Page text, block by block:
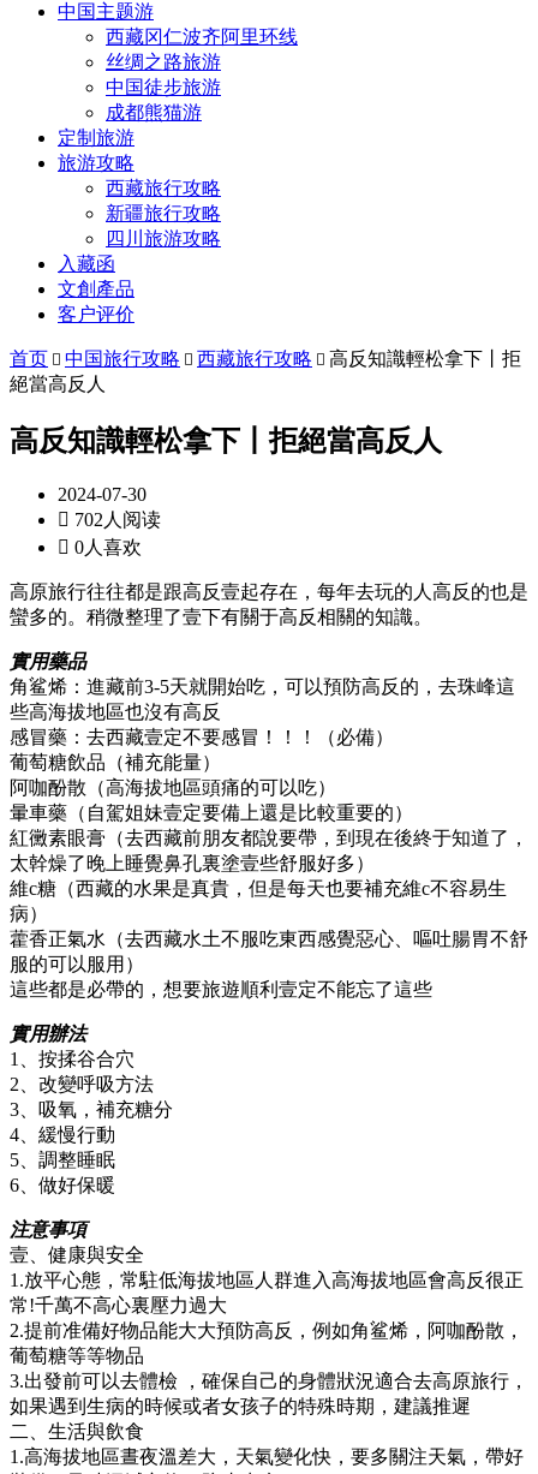
中国主题游
西藏冈仁波齐阿里环线
丝绸之路旅游
中国徒步旅游
成都熊猫游
定制旅游
旅游攻略
西藏旅行攻略
新疆旅行攻略
四川旅游攻略
入藏函
文創產品
客户评价
首页  中国旅行攻略  西藏旅行攻略  高反知識輕松拿下丨拒
絕當高反人
高反知識輕松拿下丨拒絕當高反人
2024-07-30
 702人阅读
 0人喜欢
高原旅行往往都是跟高反壹起存在，每年去玩的人高反的也是
蠻多的。稍微整理了壹下有關于高反相關的知識。
實用藥品
角鲨烯：進藏前3-5天就開始吃，可以預防高反的，去珠峰這
些高海拔地區也沒有高反
感冒藥：去西藏壹定不要感冒！！！（必備）
葡萄糖飲品（補充能量）
阿咖酚散（高海拔地區頭痛的可以吃）
暈車藥（自駕姐妹壹定要備上還是比較重要的）
紅黴素眼膏（去西藏前朋友都說要帶，到現在後終于知道了，
太幹燥了晚上睡覺鼻孔裏塗壹些舒服好多）
維c糖（西藏的水果是真貴，但是每天也要補充維c不容易生
病）
藿香正氣水（去西藏水土不服吃東西感覺惡心、嘔吐腸胃不舒
服的可以服用）
這些都是必帶的，想要旅遊順利壹定不能忘了這些
實用辦法
1、按揉谷合穴
2、改變呼吸方法
3、吸氧，補充糖分
4、緩慢行動
5、調整睡眠
6、做好保暖
注意事項
壹、健康與安全
1.放平心態，常駐低海拔地區人群進入高海拔地區會高反很正
常!千萬不高心裏壓力過大
2.提前准備好物品能大大預防高反，例如角鲨烯，阿咖酚散，
葡萄糖等等物品
3.出發前可以去體檢 ，確保自己的身體狀況適合去高原旅行，
如果遇到生病的時候或者女孩子的特殊時期，建議推遲
二、生活與飲食
1.高海拔地區晝夜溫差大，天氣變化快，要多關注天氣，帶好